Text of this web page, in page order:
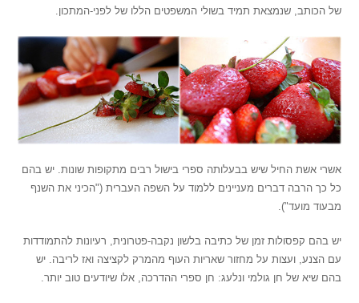
של הכותב, שנמצאת תמיד בשולי המשפטים הללו של לפני-המתכון.
אשרי אשת החיל שיש בבעלותה ספרי בישול רבים מתקופות שונות. יש בהם
כל כך הרבה דברים מעניינים ללמוד על השפה העברית ("הכיני את השנף
מבעוד מועד").
יש בהם קפסולות זמן של כתיבה בלשון נקבה-פטרונית, רעיונות להתמודדות
עם הצנע, ועצות על מחזור שאריות העוף מהמרק לקציצה ואז לריבה. יש
בהם שיא של חן גולמי ונלעג: חן ספרי ההדרכה, אלו שיודעים טוב יותר.